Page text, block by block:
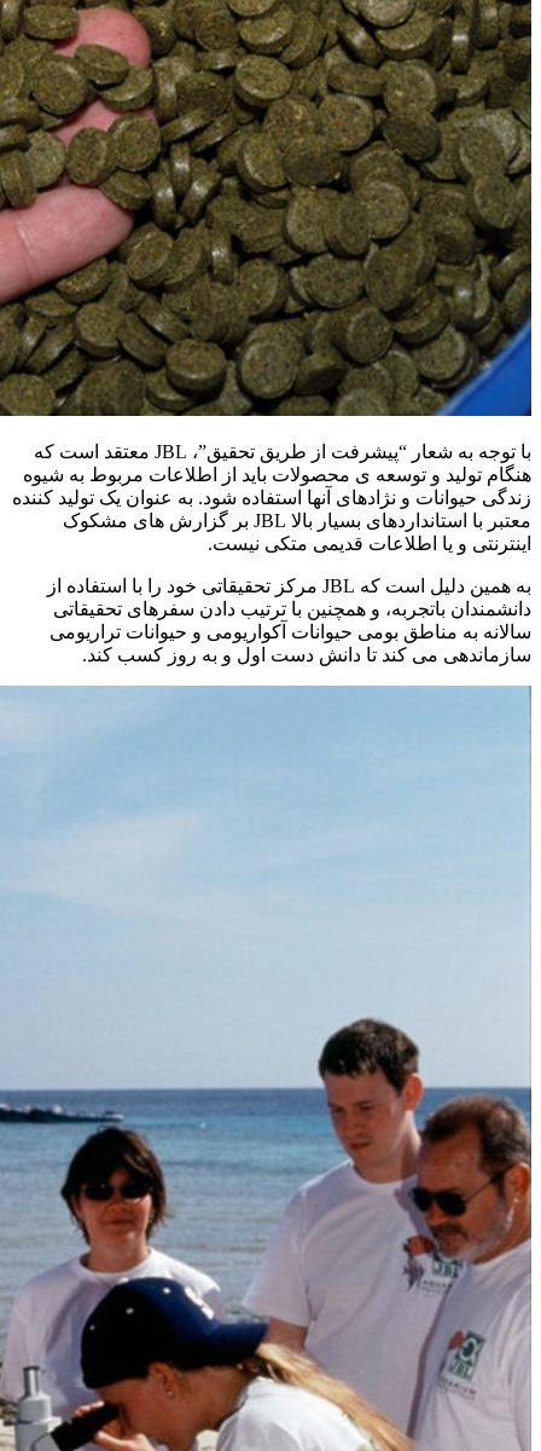
با توجه به شعار “پیشرفت از طریق تحقیق”، JBL معتقد است که
هنگام تولید و توسعه ی محصولات باید از اطلاعات مربوط به شیوه
زندگی حیوانات و نژادهای آنها استفاده شود. به عنوان یک تولید کننده
معتبر با استانداردهای بسیار بالا JBL بر گزارش های مشکوک
اینترنتی و یا اطلاعات قدیمی متکی نیست.
به همین دلیل است که JBL مرکز تحقیقاتی خود را با استفاده از
دانشمندان باتجربه، و همچنین با ترتیب دادن سفرهای تحقیقاتی
سالانه به مناطق بومی حیوانات آکواریومی و حیوانات تراریومی
سازماندهی می کند تا دانش دست اول و به روز کسب کند.